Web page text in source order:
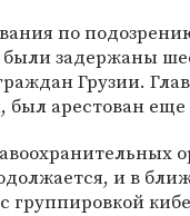
по
задержаны
Грузии.
арестован еще
и в
группировкой